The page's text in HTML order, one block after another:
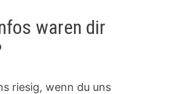
waren dir
riesig, wenn du uns